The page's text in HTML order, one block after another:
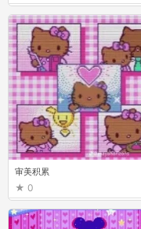
审美积累
0